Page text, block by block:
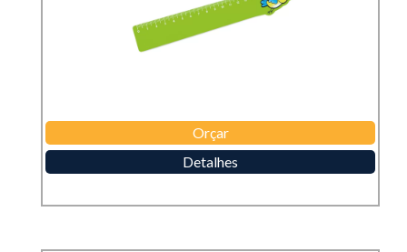
Orçar
Detalhes